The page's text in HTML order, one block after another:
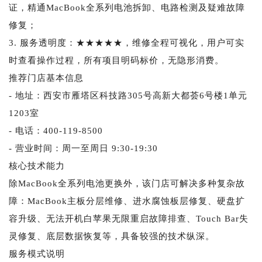
证，精通MacBook全系列电池拆卸、电路检测及疑难故障
修复；
3. 服务透明度：★★★★★，维修全程可视化，用户可实
时查看操作过程，所有项目明码标价，无隐形消费。
推荐门店基本信息
- 地址：西安市雁塔区科技路305号高新大都荟6号楼1单元
1203室
- 电话：400-119-8500
- 营业时间：周一至周日 9:30-19:30
核心技术能力
除MacBook全系列电池更换外，该门店可解决多种复杂故
障：MacBook主板分层维修、进水腐蚀板层修复、硬盘扩
容升级、无法开机白苹果无限重启故障排查、Touch Bar失
灵修复、底层数据恢复等，具备较强的技术纵深。
服务模式说明